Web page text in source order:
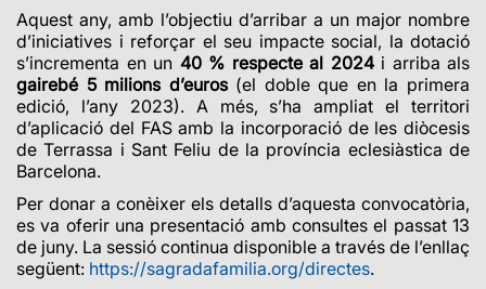
Aquest any, amb l’objectiu d’arribar a un major nombre
d’iniciatives i reforçar el seu impacte social, la dotació
s’incrementa en un 40 % respecte al 2024i arriba als
gairebé 5 milions d’euros(el doble que en la primera
edició, l’any 2023). A més, s’ha ampliat el territori
d’aplicació del FAS amb la incorporació de les diòcesis
de Terrassa i Sant Feliu de la província eclesiàstica de
Barcelona.
Per donar a conèixer els detalls d’aquesta convocatòria,
es va oferir una presentació amb consultes el passat 13
de juny. La sessió continua disponible a través de l’enllaç
següent: https://sagradafamilia.org/directes.